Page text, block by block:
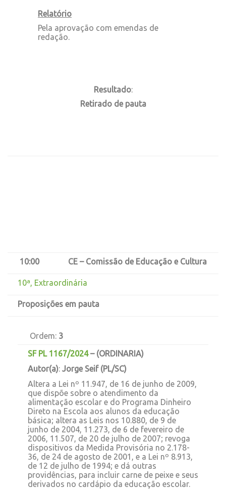
Relatório
Pela aprovação com emendas de
redação.
Resultado:
Retirado de pauta
10:00 CE – Comissão de Educação e Cultura
10ª, Extraordinária
Proposições em pauta
Ordem: 3
SF PL 1167/2024– (ORDINARIA)
Autor(a): Jorge Seif (PL/SC)
Altera a Lei nº 11.947, de 16 de junho de 2009,
que dispõe sobre o atendimento da
alimentação escolar e do Programa Dinheiro
Direto na Escola aos alunos da educação
básica; altera as Leis nos 10.880, de 9 de
junho de 2004, 11.273, de 6 de fevereiro de
2006, 11.507, de 20 de julho de 2007; revoga
dispositivos da Medida Provisória no 2.178-
36, de 24 de agosto de 2001, e a Lei nº 8.913,
de 12 de julho de 1994; e dá outras
providências, para incluir carne de peixe e seus
derivados no cardápio da educação escolar.